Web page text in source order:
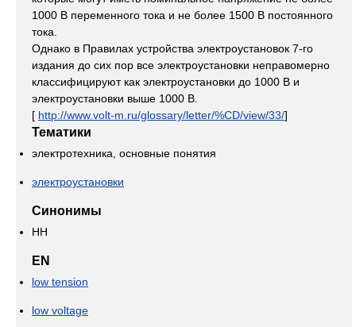
1000 В переменного тока и не более 1500 В постоянного
тока.
Однако в Правилах устройства электроустановок 7-го
издания до сих пор все электроустановки неправомерно
классифицируют как электроустановки до 1000 В и
электроустановки выше 1000 В.
[ http://www.volt-m.ru/glossary/letter/%CD/view/33/]
Тематики
электротехника, основные понятия
электроустановки
Синонимы
НН
EN
low tension
low voltage